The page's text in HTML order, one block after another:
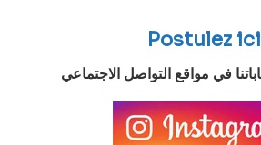
Postulez ici
في مواقع التواصل الاجتماعي